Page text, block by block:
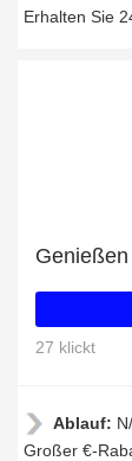
Erhalten Sie
27 klickt
Ablauf:
Großer €-